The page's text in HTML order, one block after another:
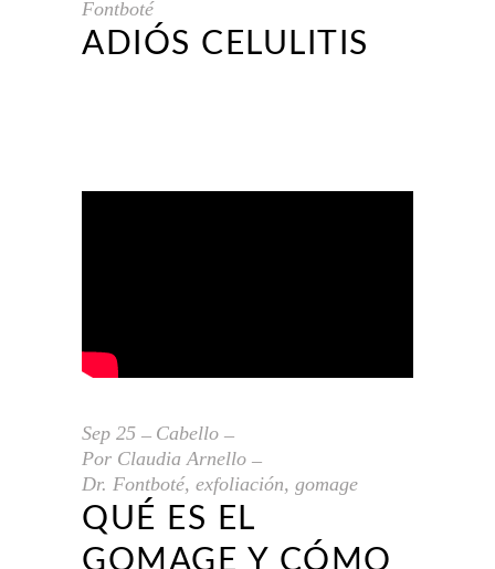
Fontboté
ADIÓS CELULITIS
Sep 25
Cabello
Por Claudia Arnello
Dr. Fontboté, exfoliación, gomage
QUÉ ES EL
GOMAGE Y CÓMO